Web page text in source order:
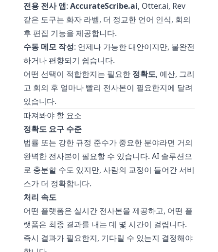
전용 전사 앱: AccurateScribe.ai, Otter.ai, Rev
같은 도구는 화자 라벨, 더 정교한 언어 인식, 회의
후 편집 기능을 제공합니다.
수동 메모 작성: 언제나 가능한 대안이지만, 불완전
하거나 편향되기 쉽습니다.
어떤 선택이 적합한지는 필요한 정확도, 예산, 그리
고 회의 후 얼마나 빨리 전사본이 필요한지에 달려
있습니다.
따져봐야 할 요소
정확도 요구 수준
법률 또는 강한 규정 준수가 중요한 분야라면 거의
완벽한 전사본이 필요할 수 있습니다. AI 솔루션으
로 충분할 수도 있지만, 사람의 교정이 들어간 서비
스가 더 정확합니다.
처리 속도
어떤 플랫폼은 실시간 전사본을 제공하고, 어떤 플
랫폼은 최종 결과를 내는 데 몇 시간이 걸립니다.
즉시 결과가 필요한지, 기다릴 수 있는지 결정해야